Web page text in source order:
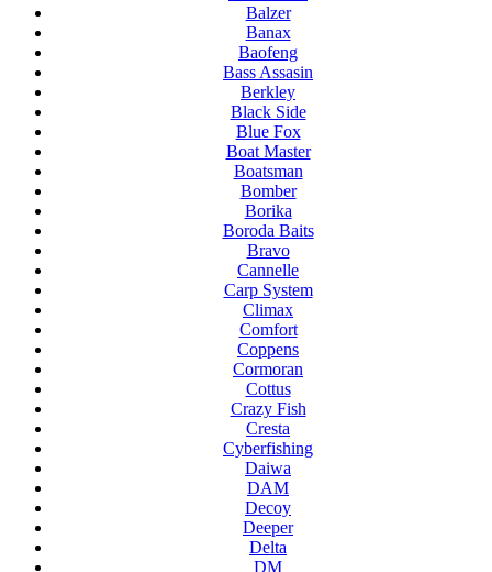
Balzer
Banax
Baofeng
Bass Assasin
Berkley
Black Side
Blue Fox
Boat Master
Boatsman
Bomber
Borika
Boroda Baits
Bravo
Cannelle
Carp System
Climax
Comfort
Coppens
Cormoran
Cottus
Crazy Fish
Cresta
Cyberfishing
Daiwa
DAM
Decoy
Deeper
Delta
DM